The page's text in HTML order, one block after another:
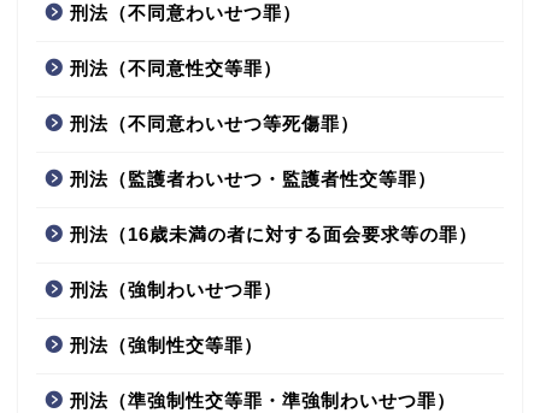
刑法（不同意わいせつ罪）
刑法（不同意性交等罪）
刑法（不同意わいせつ等死傷罪）
刑法（監護者わいせつ・監護者性交等罪）
刑法（16歳未満の者に対する面会要求等の罪）
刑法（強制わいせつ罪）
刑法（強制性交等罪）
刑法（準強制性交等罪・準強制わいせつ罪）